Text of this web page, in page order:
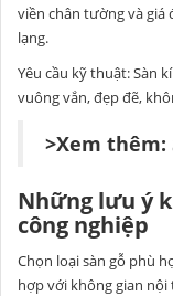
viền chân tường và giá
lạng.
Yêu cầu kỹ thuật: Sàn
vuông vắn, đẹp đẽ,
>Xem thêm:
Những lưu ý
công nghiệp
Chọn loại sàn gỗ phù
hợp với không gian nội